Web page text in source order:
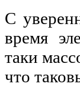
С
время
таки
что